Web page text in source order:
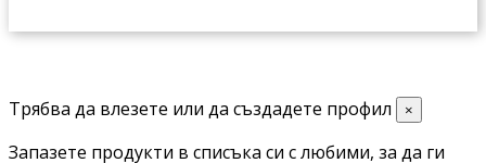
Трябва да влезете или да създадете профил ×
Запазете продукти в списъка си с любими, за да ги